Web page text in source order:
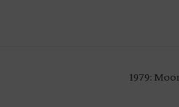
1979: